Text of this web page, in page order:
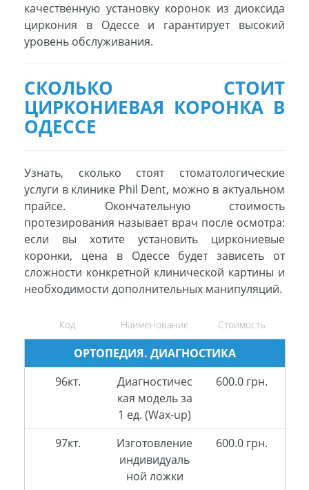
качественную установку коронок из диоксида
циркония в Одессе и гарантирует высокий
уровень обслуживания.
СКОЛЬКО СТОИТ
ЦИРКОНИЕВАЯ КОРОНКА В
ОДЕССЕ
Узнать, сколько стоят стоматологические
услуги в клинике Phil Dent, можно в актуальном
прайсе. Окончательную стоимость
протезирования называет врач после осмотра:
если вы хотите установить циркониевые
коронки, цена в Одессе будет зависеть от
сложности конкретной клинической картины и
необходимости дополнительных манипуляций.
Код Наименование Стоимость
ОРТОПЕДИЯ. ДИАГНОСТИКА
96кт.
Диагностичес
кая модель за
1 ед. (Wax-up)
600.0 грн.
97кт.
Изготовление
индивидуаль
ной ложки
600.0 грн.